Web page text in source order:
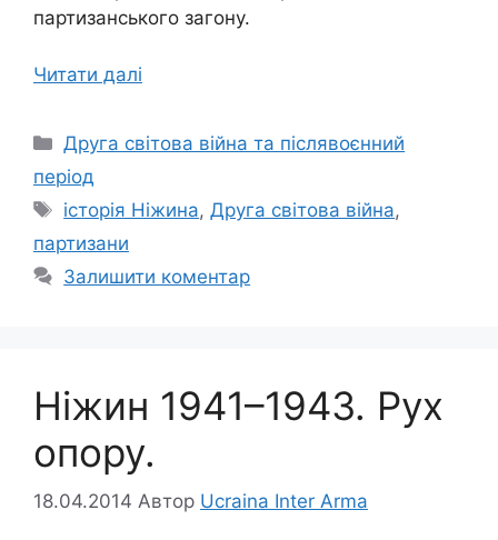
партизанського загону.
Читати далі
Категорії
Друга світова війна та післявоєнний
період
Позначки
історія Ніжина,Друга світова війна,
партизани
Залишити коментар
Ніжин 1941–1943. Рух
опору.
18.04.2014 Автор Ucraina Inter Arma